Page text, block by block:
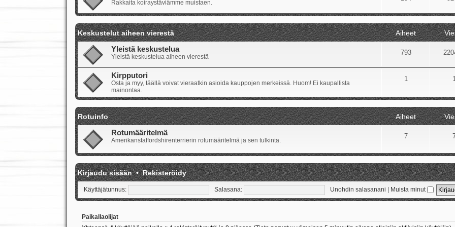
Rakkaita koiraystäviämme muistaen.
Keskustelut aiheen vierestä Aiheet
Yleistä keskustelua
Yleistä keskustelua aiheen vierestä
793
Kirpputori
Osta ja myy, täällä voivat vieraatkin asioida kauppojen merkeissä. Huom! Ei kaupallista
mainontaa.
1 1
Rotuinfo Aiheet
Rotumääritelmä
Amerikanstaffordshirenterrierin rotumääritelmä ja sen tulkinta.
7
Kirjaudu sisään•Rekisteröidy
Käyttäjätunnus: Salasana: Unohdin salasanani Muista minut
Paikallaolijat